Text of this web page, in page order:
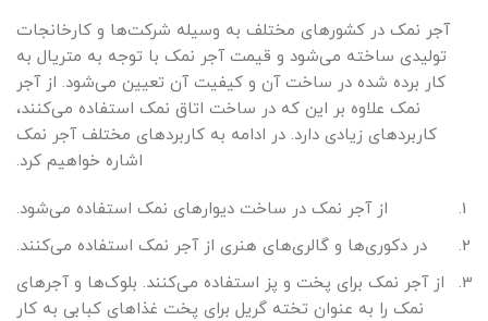
آجر نمک در کشورهای مختلف به وسیله شرکت‌ها و کارخانجات
تولیدی ساخته می‌شود و قیمت آجر نمک با توجه به متریال به
کار برده شده در ساخت آن و کیفیت آن تعیین می‌شود. از آجر
نمک علاوه بر این که در ساخت اتاق نمک استفاده می‌کنند،
کاربردهای زیادی دارد. در ادامه به کاربردهای مختلف آجر نمک
اشاره خواهیم کرد.
از آجر نمک در ساخت دیوارهای نمک استفاده می‌شود.
در دکوری‌ها و گالری‌های هنری از آجر نمک استفاده می‌کنند.
از آجر نمک برای پخت و پز استفاده می‌کنند. بلوک‌ها و آجرهای
نمک را به عنوان تخته گریل برای پخت غذاهای کبابی به کار